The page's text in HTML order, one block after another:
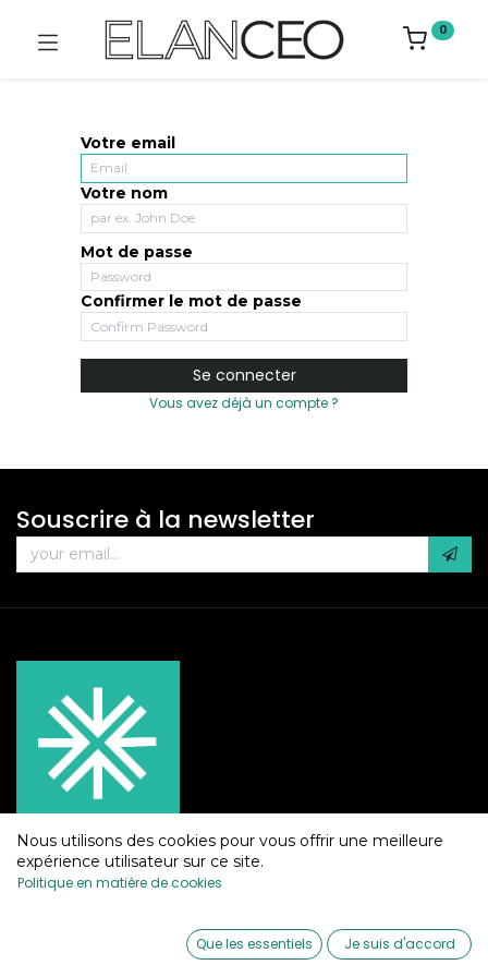
0
Wishlist Account
0
Votre email
Votre nom
Mot de passe
Confirmer le mot de passe
Se connecter
Vous avez déjà un compte ?
Souscrire à la newsletter
Nous utilisons des cookies pour vous offrir une meilleure
expérience utilisateur sur ce site.
Politique en matière de cookies
Que les essentiels Je suis d'accord